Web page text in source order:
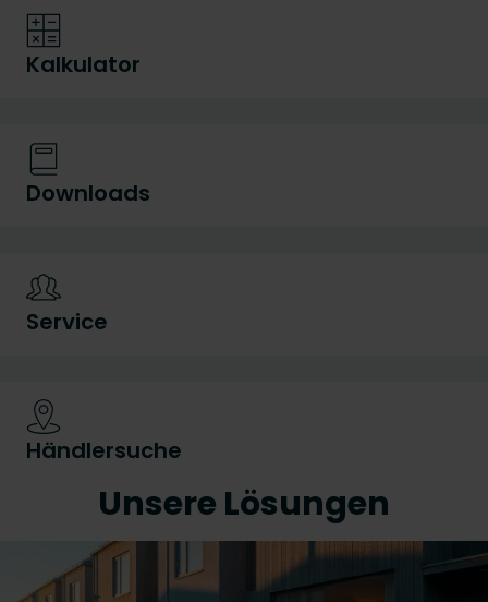
Kalkulator
Downloads
Service
Händlersuche
Unsere Lösungen